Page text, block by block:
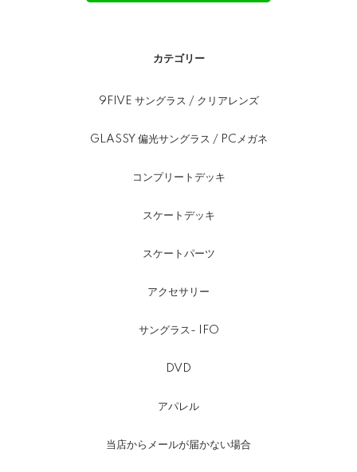
カテゴリー
9FIVE サングラス / クリアレンズ
GLASSY 偏光サングラス / PCメガネ
コンプリートデッキ
スケートデッキ
スケートパーツ
アクセサリー
サングラス- IFO
DVD
アパレル
当店からメールが届かない場合